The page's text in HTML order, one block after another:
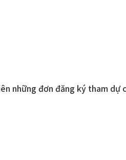
những đơn đăng ký tham dự